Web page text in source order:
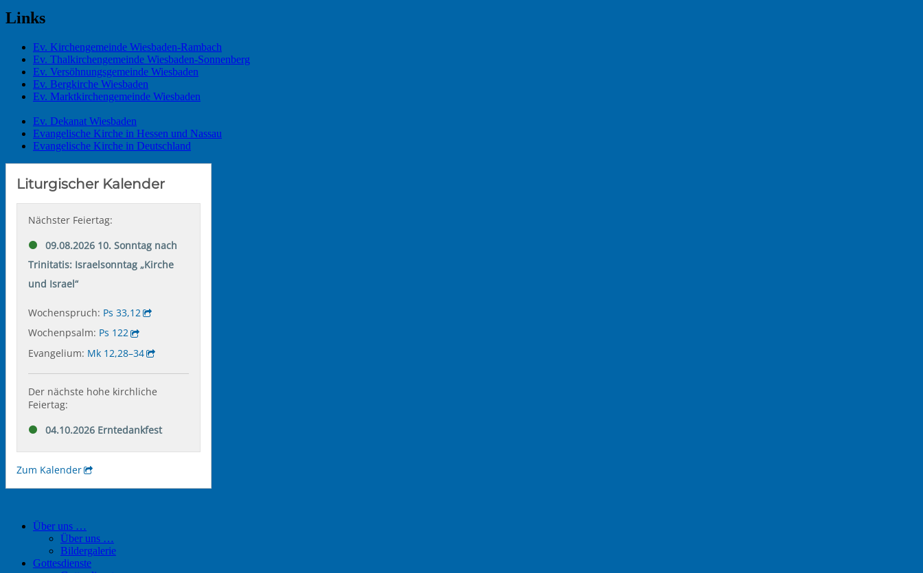
Links
Ev. Kirchengemeinde Wiesbaden-Rambach
Ev. Thalkirchengemeinde Wiesbaden-Sonnenberg
Ev. Versöhnungsgemeinde Wiesbaden
Ev. Bergkirche Wiesbaden
Ev. Marktkirchengemeinde Wiesbaden
Ev. Dekanat Wiesbaden
Evangelische Kirche in Hessen und Nassau
Evangelische Kirche in Deutschland
Über uns …
Über uns …
Bildergalerie
Gottesdienste